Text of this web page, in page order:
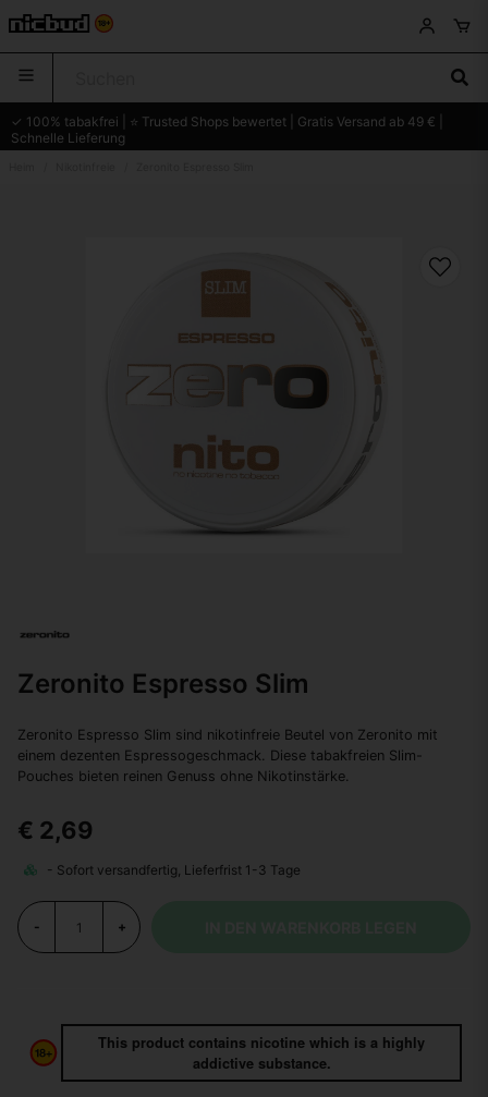
✓ 100% tabakfrei | ⭐ Trusted Shops bewertet | Gratis Versand ab 49 € |
Schnelle Lieferung
Zeronito Espresso Slim
Zeronito Espresso Slim sind nikotinfreie Beutel von Zeronito mit
einem dezenten Espressogeschmack. Diese tabakfreien Slim-
Pouches bieten reinen Genuss ohne Nikotinstärke.
€ 2,69
- +
This product contains nicotine which is a highly
addictive substance.